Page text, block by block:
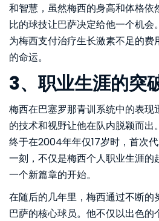
和智慧，虽然梅西的身高和体格依
比的球技让巴萨决定给他一个机
为梅西支付治疗生长激素不足的
的命运。
3、职业生涯的突
梅西在巴塞罗那青训系统中的表现
的技术和视野让他在队内脱颖而
终于在2004年年仅17岁时，首次
一刻，不仅是梅西个人职业生涯的
一个新篇章的开始。
在随后的几年里，梅西通过不断的
巴萨的核心球员。他不仅以出色的